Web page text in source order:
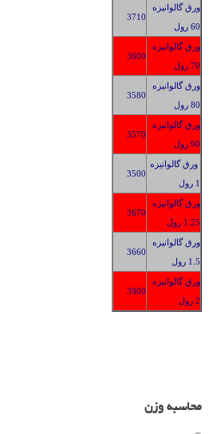
ورق گالوانیزه
60 رول
3710
ورق گالوانیزه
70 رول
3600
ورق گالوانیزه
80 رول
3580
ورق گالوانیزه
90 رول
3570
ورق گالوانیزه
1 رول
3500
ورق گالوانیزه
1.25 رول
3670
ورق گالوانیزه
1.5 رول
3660
ورق گالوانیزه
2 رول
3900
محاسبه وزن